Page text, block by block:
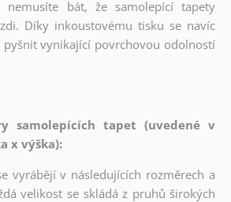
nemusíte bát, že samolepící tapety
Díky inkoustovému tisku se navíc
pyšnit vynikající povrchovou odolností
samolepících tapet (uvedené v
x výška):
vyrábějí v následujících rozměrech a
velikost se skládá z pruhů širokých